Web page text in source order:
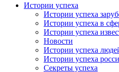
Истории успеха
Истории успеха
Истории успеха в
Истории успеха
Новости
Истории успеха
Истории успеха
Секреты успеха